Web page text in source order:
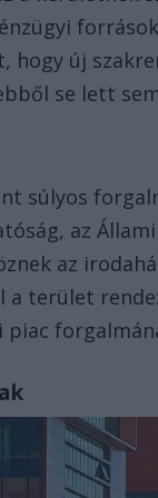
hogy új
se lett
súlyos
az
az
terület